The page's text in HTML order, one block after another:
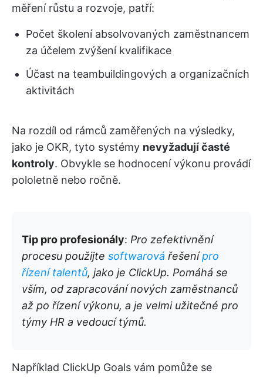
měření růstu a rozvoje, patří:
Počet školení absolvovaných zaměstnancem
za účelem zvýšení kvalifikace
Účast na teambuildingových a organizačních
aktivitách
Na rozdíl od rámců zaměřených na výsledky,
jako je OKR, tyto systémy nevyžadují časté
kontroly. Obvykle se hodnocení výkonu provádí
pololetně nebo ročně.
Tip pro profesionály: Pro zefektivnění
procesu použijte softwarová řešenípro
řízení talentů, jako je ClickUp. Pomáhá se
vším, od zapracování nových zaměstnanců
až po řízení výkonu, a je velmi užitečné pro
týmy HR a vedoucí týmů.
Například ClickUp Goals vám pomůže se